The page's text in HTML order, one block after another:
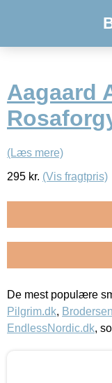
Aagaard
(Læs mere)
295 kr. (Vis fragtpris)
De mest populære
Pilgrim.dk,
EndlessNordic.dk,